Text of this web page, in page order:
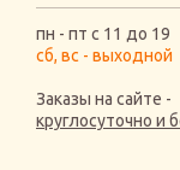
пн - пт с 11 до 19
сб, вс - выходной
Заказы на сайте -
круглосуточно и